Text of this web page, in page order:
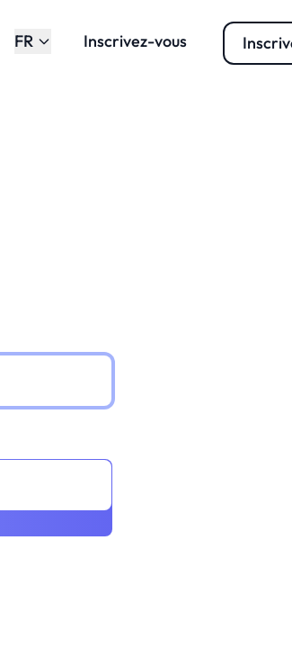
FR Inscrivez-vous